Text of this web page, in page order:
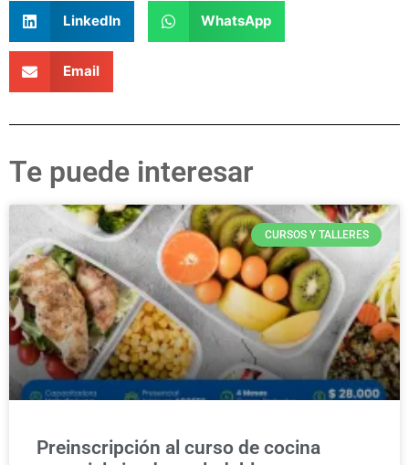
LinkedIn WhatsApp
Email
Te puede interesar
CURSOS Y TALLERES
Preinscripción al curso de cocina